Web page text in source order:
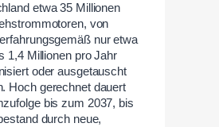
etwa 35 Millionen
von
nur etwa
1,4 Millionen pro Jahr
oder ausgetauscht
Hoch gerechnet dauert
bis zum 2037, bis
durch neue,